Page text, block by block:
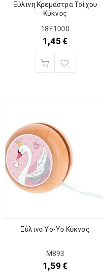
Ξύλινη Κρεμάστρα Τοίχου
Κύκνος
18Ε1000
1,45€
Ξύλινο Yo-Yo Κύκνος
Μ893
1,59€